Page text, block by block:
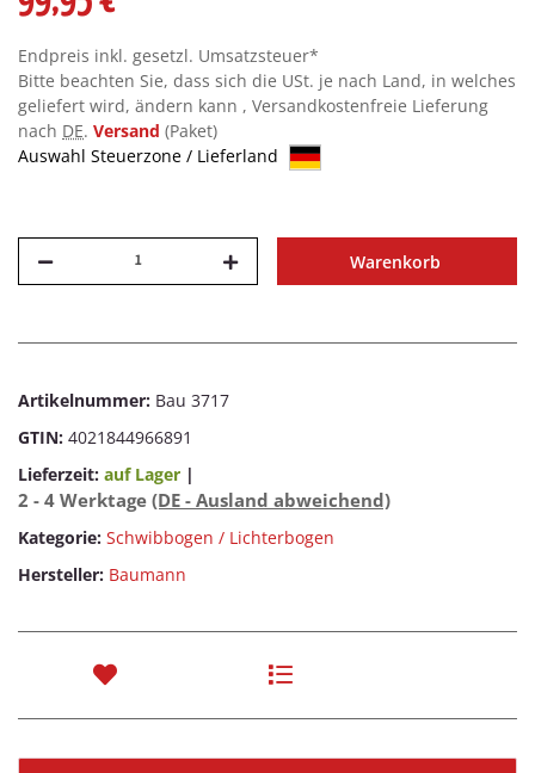
Endpreis inkl. gesetzl. Umsatzsteuer*
Bitte beachten Sie, dass sich die USt. je nach Land, in welches
geliefert wird, ändern kann , Versandkostenfreie Lieferung
nach DE. Versand (Paket)
Auswahl Steuerzone / Lieferland
Warenkorb
Artikelnummer: Bau 3717
GTIN: 4021844966891
Lieferzeit: auf Lager |
2 - 4 Werktage (DE - Ausland abweichend)
Kategorie: Schwibbogen / Lichterbogen
Hersteller: Baumann